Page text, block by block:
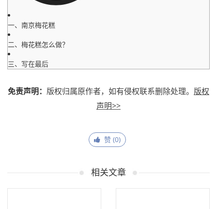
一、南京梅花糕
二、梅花糕怎么做？
三、写在最后
免责声明： 版权归属原作者，如有侵权联系删除处理。 版权
声明>>
赞 (0)
相关文章